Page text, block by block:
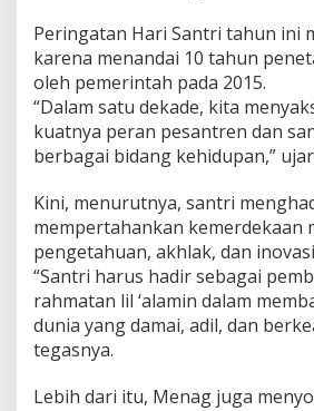
e
r
a
d
a
b
a
Peringatan Hari Santri tahun ini
karena menandai 10 tahun
oleh pemerintah pada 2015.
“Dalam satu dekade, kita
kuatnya peran pesantren dan
berbagai bidang kehidupan,”
Kini, menurutnya, santri
mempertahankan kemerdekaan
pengetahuan, akhlak, dan
“Santri harus hadir sebagai
rahmatan lil ‘alamin dalam
dunia yang damai, adil, dan
tegasnya.
Lebih dari itu, Menag juga